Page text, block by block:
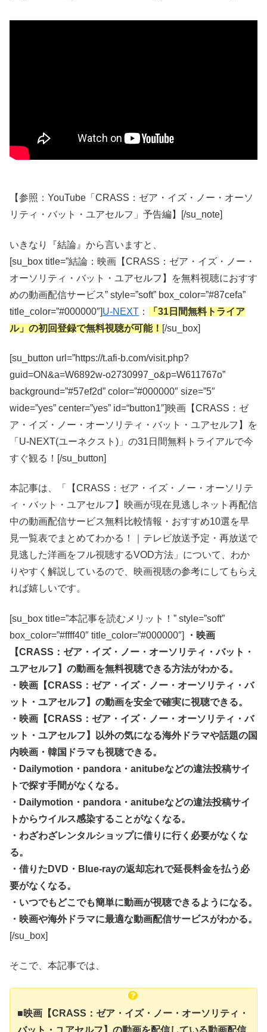
【参照：YouTube「CRASS：ゼア・イズ・ノー・オーソ
リティ・バット・ユアセルフ」予告編】[/su_note]
いきなり『結論』から言いますと、
[su_box title=”結論：映画【CRASS：ゼア・イズ・ノー・
オーソリティ・バット・ユアセルフ】を無料視聴におすす
めの動画配信サービス” style=”soft” box_color=”#87cefa”
title_color=”#000000″]U-NEXT ：
「31日間無料トライア
ル」の初回登録で無料視聴が可能！ [/su_box]
[su_button url=”https://t.afi-b.com/visit.php?
guid=ON&a=W6892w-o2730997_o&p=W611767o”
background=”#57ef2d” color=”#000000″ size=”5″
wide=”yes” center=”yes” id=“button1″]映画【CRASS：ゼ
ア・イズ・ノー・オーソリティ・バット・ユアセルフ】を
「U-NEXT(ユーネクスト)」の31日間無料トライアルで今
すぐ観る！[/su_button]
本記事は、「【CRASS：ゼア・イズ・ノー・オーソリテ
ィ・バット・ユアセルフ】映画が現在見逃しネット再配信
中の動画配信サービス無料比較情報・おすすめ10選を早
見一覧表でまとめてわかる！｜テレビ放送予定・再放送で
見逃した洋画をフル視聴するVOD方法」について、わか
りやすく解説しているので、映画視聴の参考にしてもらえ
れば嬉しいです。
[su_box title=”本記事を読むメリット！” style=”soft”
box_color=”#ffff40″ title_color=”#000000″]
・映画
【CRASS：ゼア・イズ・ノー・オーソリティ・バット・
ユアセルフ】の動画を無料視聴できる方法がわかる。
・映画【CRASS：ゼア・イズ・ノー・オーソリティ・バ
ット・ユアセルフ】の動画を安全で確実に視聴できる。
・映画【CRASS：ゼア・イズ・ノー・オーソリティ・バ
ット・ユアセルフ】以外の気になる海外ドラマや話題の国
内映画・韓国ドラマも視聴できる。
・Dailymotion・pandora・anitubeなどの違法投稿サイ
トで探す手間がなくなる。
・Dailymotion・pandora・anitubeなどの違法投稿サイ
トからウイルス感染することがなくなる。
・わざわざレンタルショップに借りに行く必要がなくな
る。
・借りたDVD・Blue-rayの返却忘れで延長料金を払う必
要がなくなる。
・いつでもどこでも簡単に動画が視聴できるようになる。
・映画や海外ドラマに最適な動画配信サービスがわかる。
[/su_box]
そこで、本記事では、
■映画【CRASS：ゼア・イズ・ノー・オーソリティ・
バット・ユアセルフ】の動画を配信している動画配信